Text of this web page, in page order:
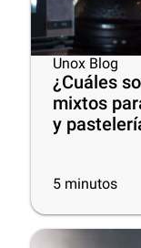
Unox Blog
¿Cuáles
mixtos
y
5 minutos